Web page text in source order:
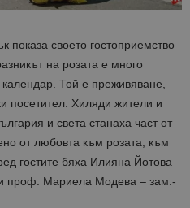
показа своето гостоприемство
на розата е много
Той е преживяване,
посетител. Хиляди жители и
и света станаха част от
от любовта към розата, към
гостите бяха Илияна Йотова –
и проф. Мариела Модева – зам.-